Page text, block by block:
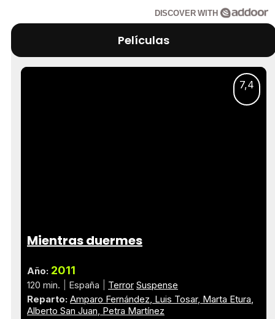
DISCOVER WITH
Películas
7,4
Mientras duermes
Año: 2011
120 min. España Terror Suspense
Reparto: Amparo Fernández Luis Tosar Marta Etura
Alberto San Juan Petra Martínez